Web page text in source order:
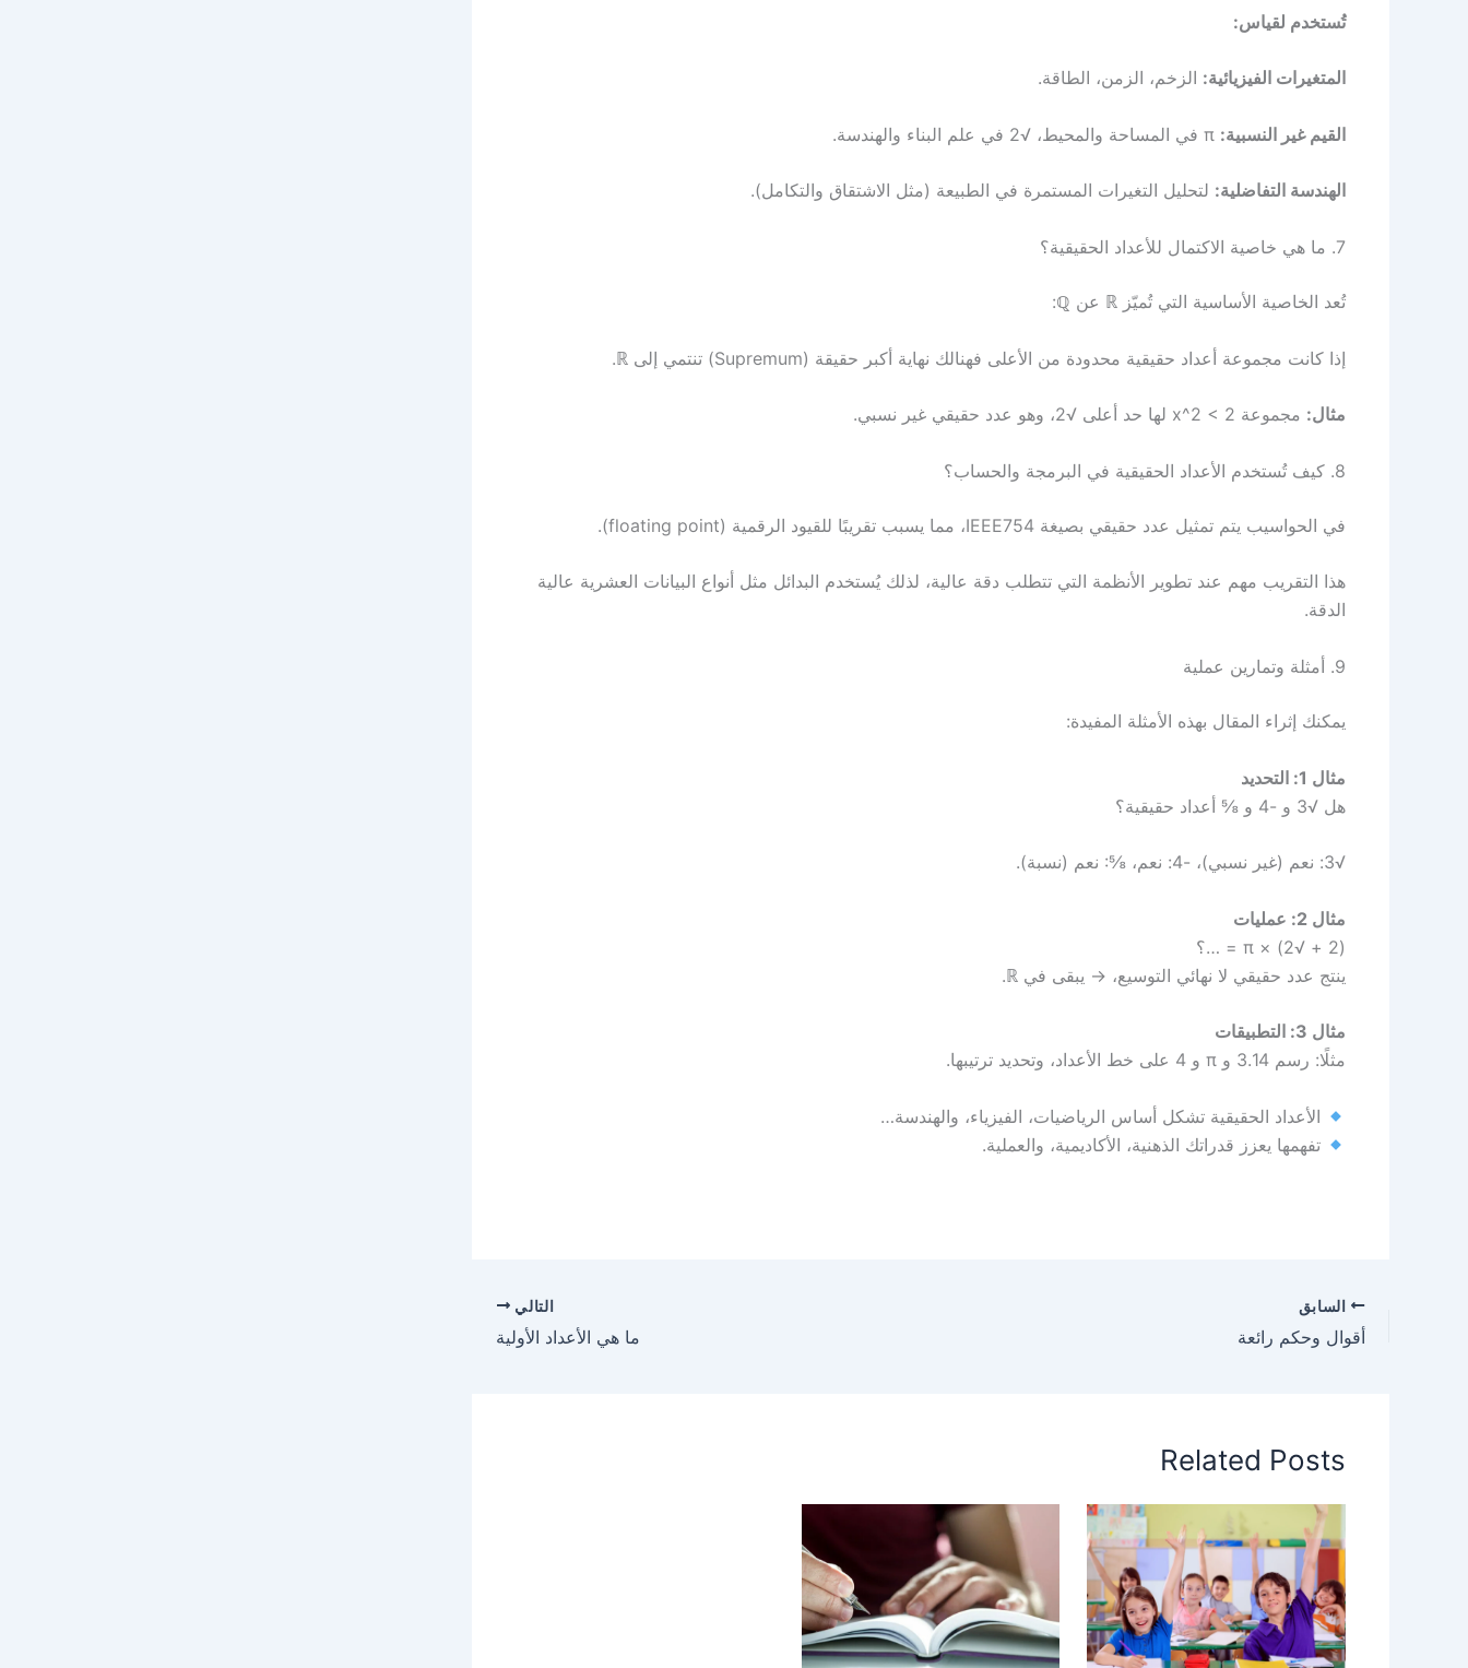
تُستخدم لقياس:
المتغيرات الفيزيائية: الزخم، الزمن، الطاقة.
القيم غير النسبية:
الهندسة التفاضلية: لتحليل التغيرات المستمرة في الطبيعة (مثل الاشتقاق والتكامل).
7. ما هي خاصية الاكتمال للأعداد الحقيقية؟
تُعد الخاصية الأساسية التي تُميّز ℝ عن ℚ:
إذا كانت مجموعة أعداد حقيقية محدودة من الأعلى فهنالك نهاية أكبر حقيقة (Supremum) تنتمي إلى ℝ.
مثال: مجموعة x^2 < 2 لها حد أعلى √2، وهو عدد حقيقي غير نسبي.
8. كيف تُستخدم الأعداد الحقيقية في البرمجة والحساب؟
في الحواسيب يتم تمثيل عدد حقيقي بصيغة IEEE754، مما يسبب تقريبًا للقيود الرقمية (floating point).
هذا التقريب مهم عند تطوير الأنظمة التي تتطلب دقة عالية، لذلك يُستخدم البدائل مثل أنواع البيانات العشرية عالية
الدقة.
9. أمثلة وتمارين عملية
يمكنك إثراء المقال بهذه الأمثلة المفيدة:
مثال 1: التحديد
هل √3 و -4 و ⅝ أعداد حقيقية؟
√3: نعم (غير نسبي)، -4: نعم، ⅝: نعم (نسبة).
مثال 2: عمليات
(2 + √2) × π = …؟
ينتج عدد حقيقي لا نهائي التوسيع، → يبقى في ℝ.
مثال 3: التطبيقات
مثلًا: رسم 3.14 و π و 4 على خط الأعداد، وتحديد ترتيبها.
الأعداد الحقيقية تشكل أساس الرياضيات، الفيزياء، والهندسة…
تفهمها يعزز قدراتك الذهنية، الأكاديمية، والعملية.
السابق
أقوال وحكم رائعة
التالي
ما هي الأعداد الأولية
Related Posts